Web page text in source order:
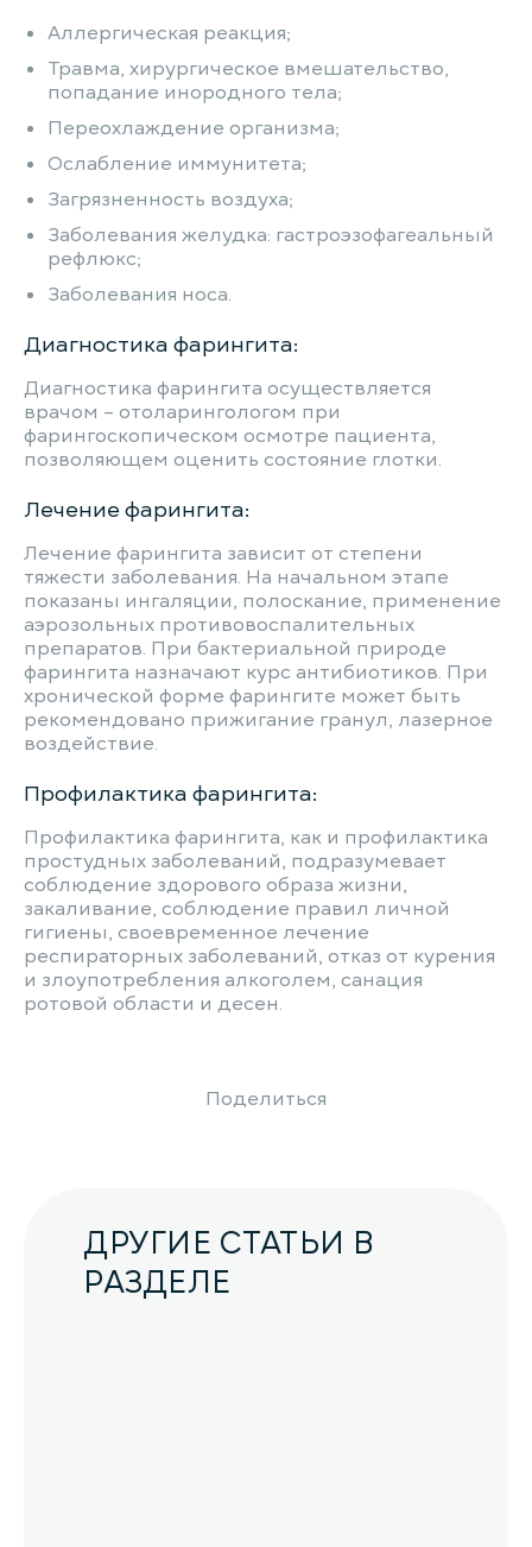
Аллергическая реакция;
Травма, хирургическое вмешательство,
попадание инородного тела;
Переохлаждение организма;
Ослабление иммунитета;
Загрязненность воздуха;
Заболевания желудка: гастроэзофагеальный
рефлюкс;
Заболевания носа.
Диагностика фарингита:
Диагностика фарингита осуществляется
врачом – отоларингологом при
фарингоскопическом осмотре пациента,
позволяющем оценить состояние глотки.
Лечение фарингита:
Лечение фарингита зависит от степени
тяжести заболевания. На начальном этапе
показаны ингаляции, полоскание, применение
аэрозольных противовоспалительных
препаратов. При бактериальной природе
фарингита назначают курс антибиотиков. При
хронической форме фарингите может быть
рекомендовано прижигание гранул, лазерное
воздействие.
Профилактика фарингита:
Профилактика фарингита, как и профилактика
простудных заболеваний, подразумевает
соблюдение здорового образа жизни,
закаливание, соблюдение правил личной
гигиены, своевременное лечение
респираторных заболеваний, отказ от курения
и злоупотребления алкоголем, санация
ротовой области и десен.
Поделиться
ДРУГИЕ СТАТЬИ В
РАЗДЕЛЕ